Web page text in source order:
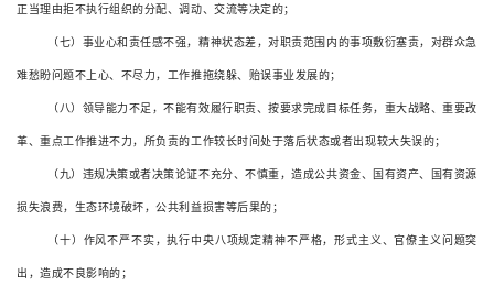
正当理由拒不执行组织的分配、调动、交流等决定的；
（七）事业心和责任感不强，精神状态差，对职责范围内的事项敷衍塞责，对群众急
难愁盼问题不上心、不尽力，工作推拖绕躲、贻误事业发展的；
（八）领导能力不足，不能有效履行职责、按要求完成目标任务，重大战略、重要改
革、重点工作推进不力，所负责的工作较长时间处于落后状态或者出现较大失误的；
（九）违规决策或者决策论证不充分、不慎重，造成公共资金、国有资产、国有资源
损失浪费，生态环境破坏，公共利益损害等后果的；
（十）作风不严不实，执行中央八项规定精神不严格，形式主义、官僚主义问题突
出，造成不良影响的；